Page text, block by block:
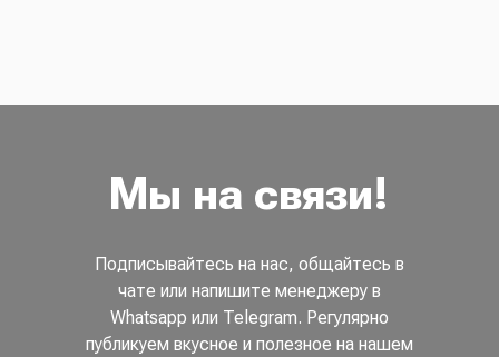
Мы на связи!
Подписывайтесь на нас, общайтесь в
чате или напишите менеджеру в
Whatsapp или Telegram. Регулярно
публикуем вкусное и полезное на нашем